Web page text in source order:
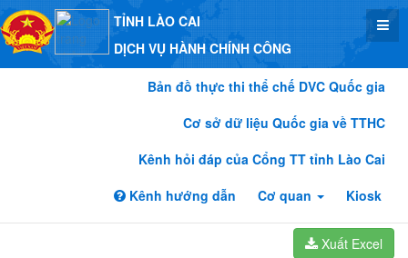
TỈNH LÀO CAI
DỊCH VỤ HÀNH CHÍNH CÔNG
Bản đồ thực thi thể chế DVC Quốc gia
Cơ sở dữ liệu Quốc gia về TTHC
Kênh hỏi đáp của Cổng TT tỉnh Lào Cai
Kênh hướng dẫn
Cơ quan Kiosk
Xuất Excel